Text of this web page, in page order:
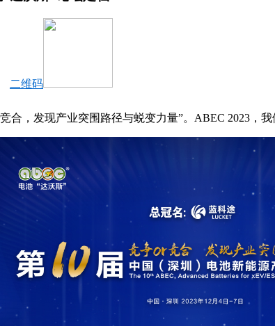
二维码
合，发现产业突围路径与蜕变力量”。ABEC 2023，